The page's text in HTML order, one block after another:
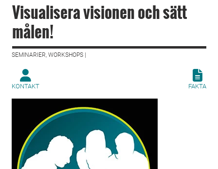
Visualisera visionen och sätt
målen!
SEMINARIER, WORKSHOPS |
KONTAKT FAKTA